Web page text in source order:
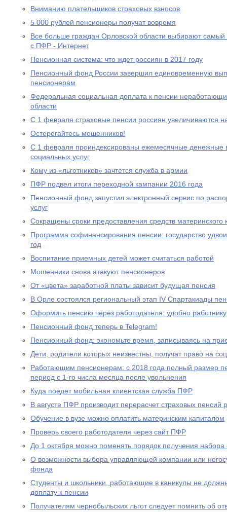
Вниманию плательщиков страховых взносов
5 000 рублей пенсионеры получат вовремя
Все больше граждан Орловской области выбирают
с ПФР - Интернет
Пенсионная система: что ждет россиян в 2017 году
Пенсионный фонд России завершил единовременную
пенсионерам
Федеральная социальная доплата к пенсии
области
С 1 февраля страховые пенсии россиян увеличиваются
Остерегайтесь мошенников!
С 1 февраля проиндексированы ежемесячные денежные
социальных услуг
Кому из «льготников» зачтется служба в армии
ПФР подвел итоги переходной кампании 2016 года
Пенсионный фонд запустил электронный сервис по
услуг
Сокращены сроки предоставления средств материнского
Программа софинансирования пенсии: государство
год
Воспитание приемных детей может считаться работой
Мошенники снова атакуют пенсионеров
От «цвета» заработной платы зависит будущая пенсия
В Орле состоялся региональный этап IV Спартакиады
Оформить пенсию через работодателя: удобно
Пенсионный фонд теперь в Telegram!
Пенсионный фонд: экономьте время, записываясь на
Дети, родители которых неизвестны, получат право на
Работающим пенсионерам: с 2018 года полный размер
период с 1-го числа месяца после увольнения
Куда поедет мобильная клиентская служба ПФР
В августе ПФР производит перерасчет страховых
Обучение в вузе можно оплатить материнским капиталом
Проверь своего работодателя через сайт ПФР
До 1 октября можно поменять порядок получения набора
О возможности выбора управляющей компании или
фонда
Студенты и школьники, работающие в каникулы не
доплату к пенсии
Получателям чернобыльских льгот следует помнить об